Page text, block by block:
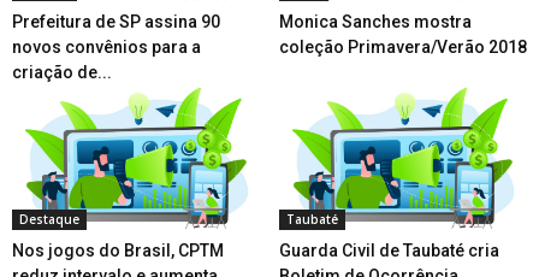
Prefeitura de SP assina 90
novos convênios para a
criação de...
Monica Sanches mostra
coleção Primavera/Verão 2018
Destaque
Nos jogos do Brasil, CPTM
Taubaté
Guarda Civil de Taubaté cria